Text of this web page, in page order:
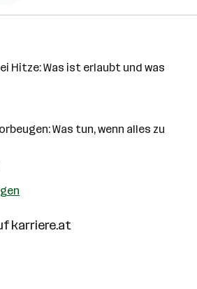
Hitze: Was ist erlaubt und was
Was tun, wenn alles zu
karriere.at